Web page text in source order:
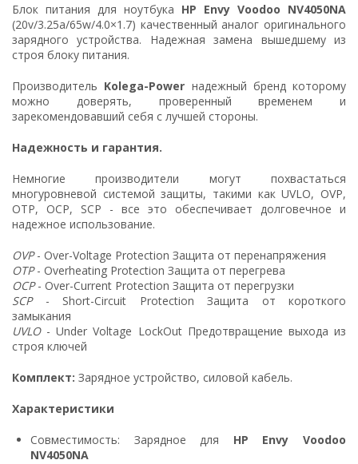
Блок питания для ноутбука HP Envy Voodoo NV4050NA
(20v/3.25a/65w/4.0×1.7) качественный аналог оригинального
зарядного устройства. Надежная замена вышедшему из
строя блоку питания.
Производитель Kolega-Power надежный бренд которому
можно доверять, проверенный временем и
зарекомендовавший себя с лучшей стороны.
Надежность и гарантия.
Немногие производители могут похвастаться
многуровневой системой защиты, такими как UVLO, OVP,
OTP, OCP, SCP - все это обеспечивает долговечное и
надежное использование.
OVP- Over-Voltage Protection Защита от перенапряжения
OTP- Overheating Protection Защита от перегрева
OCP- Over-Current Protection Защита от перегрузки
SCP- Short-Circuit Protection Защита от короткого
замыкания
UVLO- Under Voltage LockOut Предотвращение выхода из
строя ключей
Комплект: Зарядное устройство, силовой кабель.
Характеристики
Совместимость: Зарядное для HP Envy Voodoo
NV4050NA